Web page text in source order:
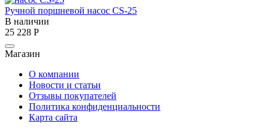
Ручной поршневой насос CS-25
В наличии
25 228 Р
Магазин
О компании
Новости и статьи
Отзывы покупателей
Политика конфиденциальности
Карта сайта